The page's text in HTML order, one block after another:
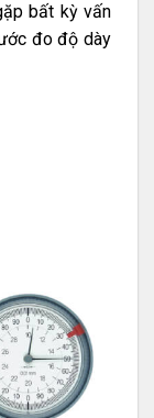
bất kỳ vấn
đo độ dày